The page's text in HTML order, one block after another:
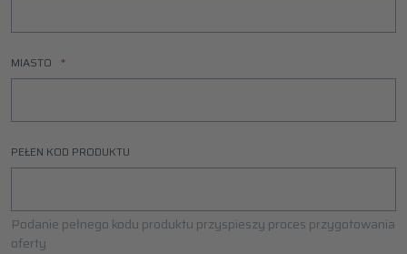
MIASTO
PEŁEN KOD PRODUKTU
Podanie pełnego kodu produktu przyspieszy proces przygotowania
oferty